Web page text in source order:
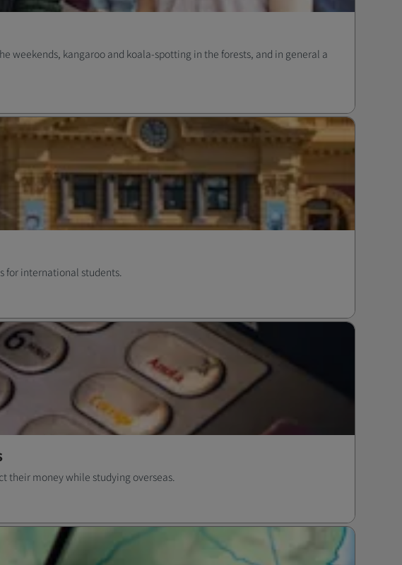
weekends, kangaroo and koala-spotting in the forests, and in general a
for international students.
their money while studying overseas.